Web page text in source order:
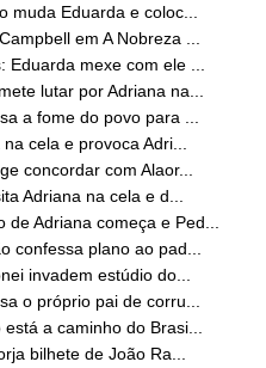
muda Eduarda e coloc...
em A Nobreza ...
mexe com ele ...
lutar por Adriana na...
a fome do povo para ...
cela e provoca Adri...
concordar com Alaor...
Adriana na cela e d...
Adriana começa e Ped...
confessa plano ao pad...
invadem estúdio do...
o próprio pai de corru...
a caminho do Brasi...
bilhete de João Ra...